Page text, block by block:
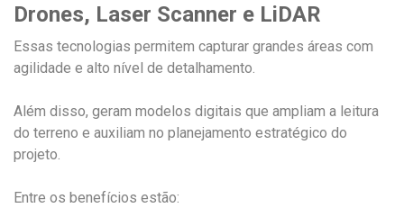
Drones, Laser Scanner e LiDAR
Essas tecnologias permitem capturar grandes áreas com
agilidade e alto nível de detalhamento.
Além disso, geram modelos digitais que ampliam a leitura
do terreno e auxiliam no planejamento estratégico do
projeto.
Entre os benefícios estão: